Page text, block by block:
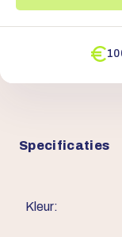
Specificaties
Kleur: